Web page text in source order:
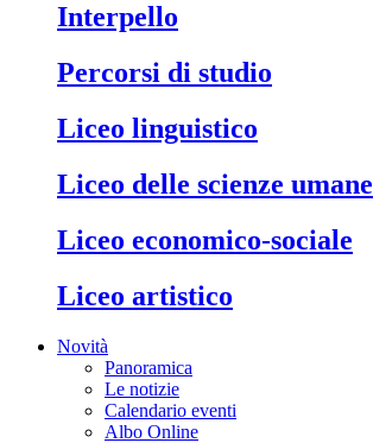
interpello
percorsi di studio
liceo linguistico
liceo delle scienze umane
liceo economico-sociale
liceo artistico
Novità
Panoramica
Le notizie
Calendario eventi
Albo Online